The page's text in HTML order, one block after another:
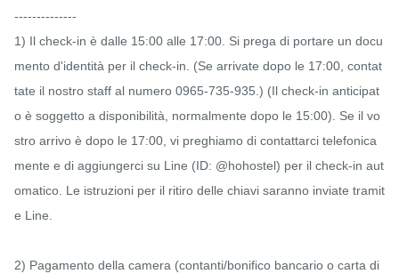
--------------
1) Il check-in è dalle 15:00 alle 17:00. Si prega di portare un docu
mento d'identità per il check-in. (Se arrivate dopo le 17:00, contat
tate il nostro staff al numero 0965-735-935.) (Il check-in anticipat
o è soggetto a disponibilità, normalmente dopo le 15:00). Se il vo
stro arrivo è dopo le 17:00, vi preghiamo di contattarci telefonica
mente e di aggiungerci su Line (ID: @hohostel) per il check-in aut
omatico. Le istruzioni per il ritiro delle chiavi saranno inviate tramit
e Line.
2) Pagamento della camera (contanti/bonifico bancario o carta di